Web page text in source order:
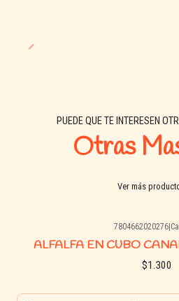
PUEDE QUE TE INTERESEN
Otras
Ver más
7804662020276|
ALFALFA EN CUBO
$1.300